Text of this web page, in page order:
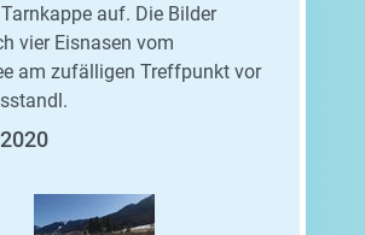
auf. Die Bilder
vier Eisnasen vom
am zufälligen Treffpunkt vor